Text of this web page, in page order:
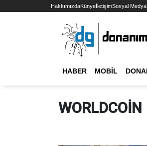
HakkımızdaKünyeİletişimSosyal Medya
HABER MOBIL
WORLDCOIN